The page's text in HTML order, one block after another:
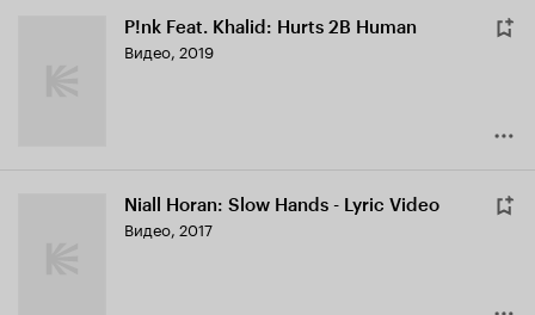
P!nk Feat. Khalid: Hurts 2B Human
Видео, 2019
Niall Horan: Slow Hands - Lyric Video
Видео, 2017